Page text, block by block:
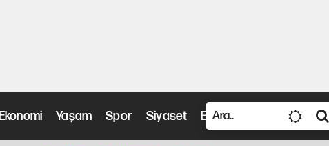
Yaşam Spor Siyaset Bilim ve Teknoloji
faciadan dönüldü: İnşaat yasağına uymayan otel kısmen yıkıldı